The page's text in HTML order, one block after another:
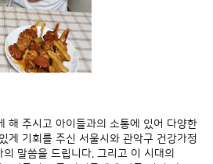
해 주시고 아이들과의 소통에 있어 다양한
게 기회를 주신 서울시와 관악구 건강가정
말씀을 드립니다. 그리고 이 시대의